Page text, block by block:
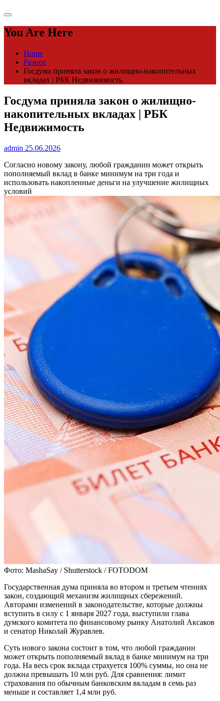
You Are Here
Home
Разное
Госдума приняла закон о жилищно-накопительных
вкладах | РБК Недвижимость
Госдума приняла закон о жилищно-
накопительных вкладах | РБК
Недвижимость
admin 25.06.2026
Согласно новому закону, любой гражданин может открыть
пополняемый вклад в банке минимум на три года и
использовать накопленные деньги на улучшение жилищных
условий
Фото: MashaSay / Shutterstock / FOTODOM
Государственная дума приняла во втором и третьем чтениях
закон, создающий механизм жилищных сбережений.
Авторами изменений в законодательстве, которые должны
вступить в силу с 1 января 2027 года, выступили глава
думского комитета по финансовому рынку Анатолий Аксаков
и сенатор Николай Журавлев.
Суть нового закона состоит в том, что любой гражданин
может открыть пополняемый вклад в банке минимум на три
года. На весь срок вклада страхуется 100% суммы, но она не
должна превышать 10 млн руб. Для сравнения: лимит
страхования по обычным банковским вкладам в семь раз
меньше и составляет 1,4 млн руб.